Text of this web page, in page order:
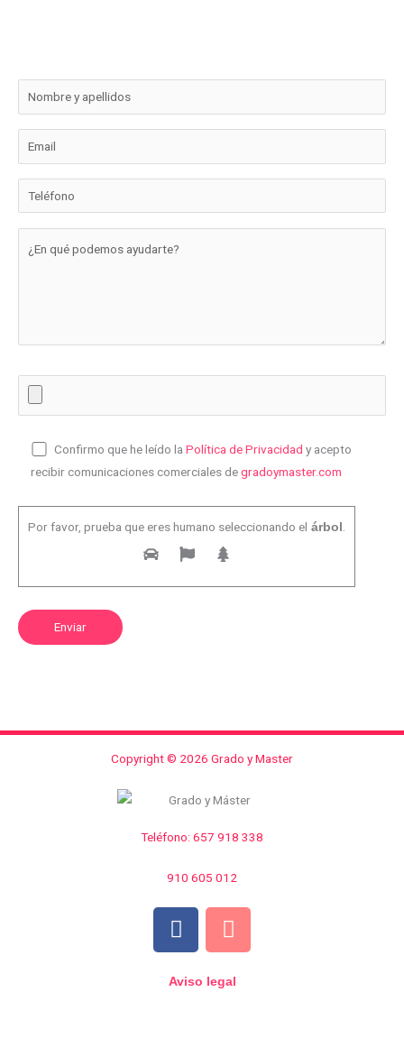
Confirmo que he leído la Política de Privacidad y acepto
recibir comunicaciones comerciales degradoymaster.com
Por favor, prueba que eres humano seleccionando el árbol .
Copyright © 2026 Grado y Master
Teléfono: 657 918 338
910 605 012
F
a
e
I
n
t
Aviso legal